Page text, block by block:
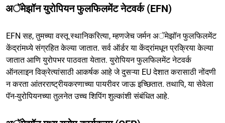
अॅमेझॉन युरोपियन फुलफिलमेंट नेटवर्क (EFN)
EFN सह, तुमच्या वस्तू स्थानिकरित्या, म्हणजेच जर्मन अॅमेझॉन फुलफिलमेंट
केंद्रांमध्ये संग्रहित केल्या जातात. सर्व ऑर्डर या केंद्रांमधून प्रक्रिया केल्या
जातात आणि युरोपभर पाठवता येतात. युरोपियन फुलफिलमेंट नेटवर्क
ऑनलाइन विक्रेत्यांसाठी आकर्षक आहे जे दुसऱ्या EU देशात करासाठी नोंदणी
न करता आंतरराष्ट्रीयकरणाच्या पायरीवर जाऊ इच्छितात. तथापि, या सेवेला
पॅन-युरोपियनच्या तुलनेत उच्च शिपिंग शुल्कांशी संबंधित आहे.